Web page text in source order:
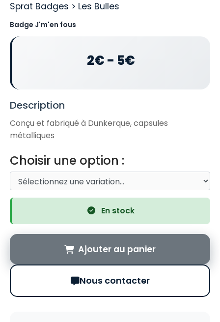
Sprat Badges > Les Bulles
Badge J'm'en fous
2€ - 5€
Description
Conçu et fabriqué à Dunkerque, capsules
métalliques
Choisir une option :
En stock
Ajouter au panier
Nous contacter